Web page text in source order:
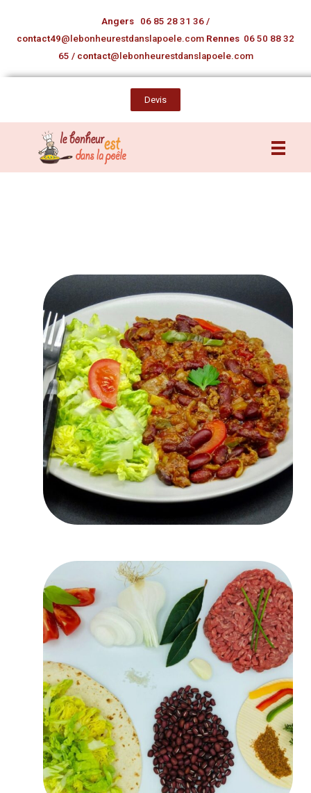
Angers 06 85 28 31 36 /
contact49@lebonheurestdanslapoele.com Rennes 06 50 88 32
65 / contact@lebonheurestdanslapoele.com
Devis